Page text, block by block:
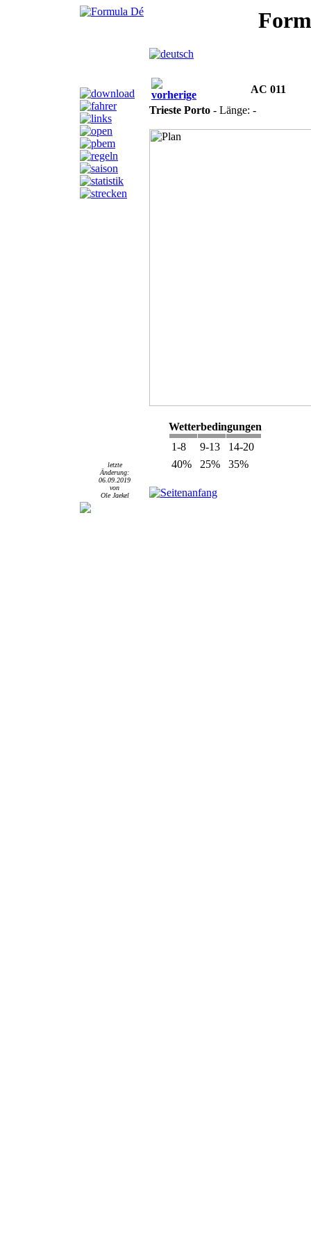
vorherige AC 011
Trieste Porto - Länge: -
Wetterbedingungen
1-8
9-13
14-20
40%
25% 35%
Seitenanfang
letzte
Änderung:
06.09.2019
von
Ole Jaekel